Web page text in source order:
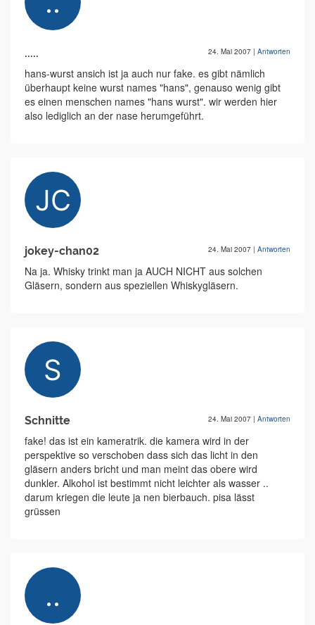
..... 24. Mai 2007 | Antworten
hans-wurst ansich ist ja auch nur fake. es gibt nämlich
überhaupt keine wurst names "hans", genauso wenig gibt
es einen menschen names "hans wurst". wir werden hier
also lediglich an der nase herumgeführt.
jokey-chan02 24. Mai 2007 | Antworten
Na ja. Whisky trinkt man ja AUCH NICHT aus solchen
Gläsern, sondern aus speziellen Whiskygläsern.
Schnitte 24. Mai 2007 | Antworten
fake! das ist ein kameratrik. die kamera wird in der
perspektive so verschoben dass sich das licht in den
gläsern anders bricht und man meint das obere wird
dunkler. Alkohol ist bestimmt nicht leichter als wasser ..
darum kriegen die leute ja nen bierbauch. pisa lässt
grüssen